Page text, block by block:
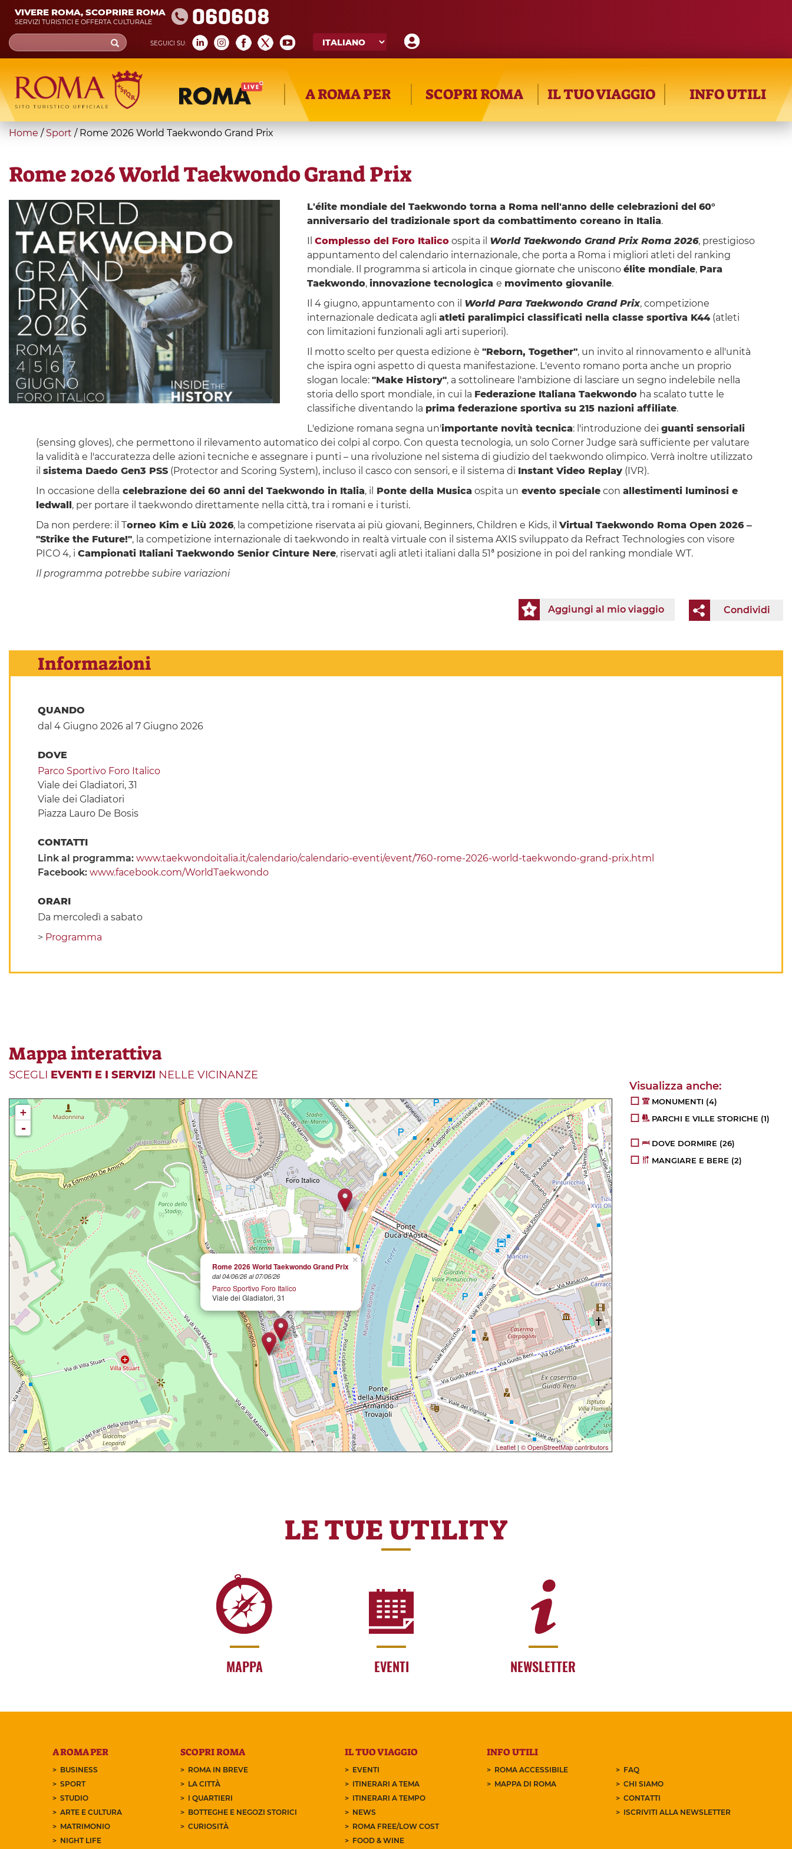
Skip
main
content
VIVERE ROMA, SCOPRIRE ROMA
SERVIZI TURISTICI E OFFERTA CULTURALE 060608
SEGUICI SU:
Search
form
Cerca
A ROMA PER SCOPRI ROMA IL TUO VIAGGIO INFO UTILI
You
here
Home / Sport / Rome 2026 World Taekwondo Grand Prix
Rome 2026 World Taekwondo Grand Prix
L'élite mondiale del Taekwondo torna a Roma nell'anno delle celebrazioni del 60°
anniversario del tradizionale sport da combattimento coreano in Italia.
Il Complesso del Foro Italicoospita il World Taekwondo Grand Prix Roma 2026, prestigioso
appuntamento del calendario internazionale, che porta a Roma i migliori atleti del ranking
mondiale. Il programma si articola in cinque giornate che uniscono élite mondiale, Para
Taekwondo, innovazione tecnologica e movimento giovanile.
Il 4 giugno, appuntamento con il World Para Taekwondo Grand Prix, competizione
internazionale dedicata agli atleti paralimpici classificati nella classe sportiva K44(atleti
con limitazioni funzionali agli arti superiori).
Il motto scelto per questa edizione è "Reborn, Together", un invito al rinnovamento e all'unità
che ispira ogni aspetto di questa manifestazione. L'evento romano porta anche un proprio
slogan locale: "Make History", a sottolineare l'ambizione di lasciare un segno indelebile nella
storia dello sport mondiale, in cui la Federazione Italiana Taekwondoha scalato tutte le
classifiche diventando la prima federazione sportiva su 215 nazioni affiliate.
L'edizione romana segna un'importante novità tecnica: l'introduzione dei guanti sensoriali
(sensing gloves), che permettono il rilevamento automatico dei colpi al corpo. Con questa tecnologia, un solo Corner Judge sarà sufficiente per valutare
la validità e l'accuratezza delle azioni tecniche e assegnare i punti – una rivoluzione nel sistema di giudizio del taekwondo olimpico. Verrà inoltre utilizzato
il sistema Daedo Gen3 PSS(Protector and Scoring System), incluso il casco con sensori, e il sistema di Instant Video Replay(IVR).
In occasione della celebrazione dei 60 anni del Taekwondo in Italia, il Ponte della Musica ospita un evento specialecon allestimenti luminosi e
ledwall, per portare il taekwondo direttamente nella città, tra i romani e i turisti.
Da non perdere: il Torneo Kim e Liù 2026, la competizione riservata ai più giovani, Beginners, Children e Kids, il Virtual Taekwondo Roma Open 2026 ‒
"Strike the Future!", la competizione internazionale di taekwondo in realtà virtuale con il sistema AXIS sviluppato da Refract Technologies con visore
PICO 4, i Campionati Italiani Taekwondo Senior Cinture Nere, riservati agli atleti italiani dalla 51ª posizione in poi del ranking mondiale WT.
Il programma potrebbe subire variazioni
Condividi
Aggiungi al mio viaggio
Informazioni
QUANDO
dal 4 Giugno 2026al 7 Giugno 2026
DOVE
Parco Sportivo Foro Italico
Viale dei Gladiatori, 31
Viale dei Gladiatori
Piazza Lauro De Bosis
CONTATTI
Link al programma: www.taekwondoitalia.it/calendario/calendario-eventi/event/760-rome-2026-world-taekwondo-grand-prix.html
Facebook: www.facebook.com/WorldTaekwondo
ORARI
Da mercoledì a sabato
> Programma
Mappa interattiva
SCEGLI EVENTI E I SERVIZI NELLE VICINANZE
×
Rome 2026 World Taekwondo Grand Prix
dal 04/06/26 al 07/06/26
Parco Sportivo Foro Italico
Viale dei Gladiatori, 31
+
-
Leaflet | © OpenStreetMap contributors
MONUMENTI (4)
PARCHI E VILLE STORICHE (1)
DOVE DORMIRE (26)
MANGIARE E BERE (2)
LE TUE UTILITY
MAPPA EVENTI NEWSLETTER
A ROMA PER
BUSINESS
SPORT
STUDIO
ARTE E CULTURA
MATRIMONIO
NIGHT LIFE
SCOPRI ROMA
ROMA IN BREVE
LA CITTÀ
I QUARTIERI
BOTTEGHE E NEGOZI STORICI
CURIOSITÀ
IL TUO VIAGGIO
EVENTI
ITINERARI A TEMA
ITINERARI A TEMPO
NEWS
ROMA FREE/LOW COST
FOOD & WINE
INFO UTILI
ROMA ACCESSIBILE
MAPPA DI ROMA
FAQ
CHI SIAMO
CONTATTI
ISCRIVITI ALLA NEWSLETTER